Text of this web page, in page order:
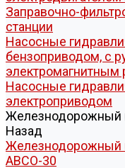
Заправочно-
станции
Насосные
бензоприводом, с
электромагнитным
Насосные
электроприводом
Железнодорожный
Назад
Железнодорожный
АВСО-30